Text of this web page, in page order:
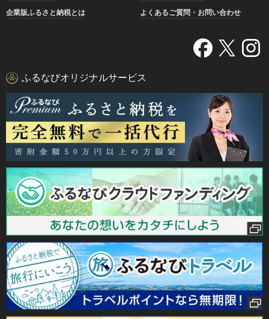
企業版ふるさと納税とは
よくあるご質問・お問い合わせ
ふるなびオリジナルサービス